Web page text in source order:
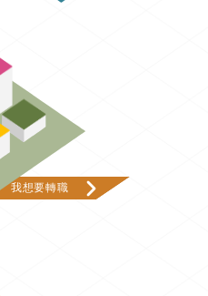
我想要轉職